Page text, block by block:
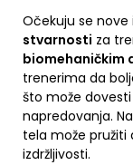
Očekuju se
stvarnosti za
biomehaničkim
trenerima da
što može
napredovanja.
tela može
izdržljivosti.